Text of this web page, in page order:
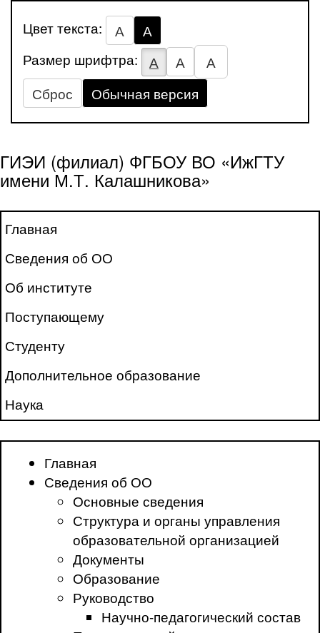
Цвет текста: А
А
Размер шрифтра:
А А
А
Сброс
Обычная версия
ГИЭИ (филиал) ФГБОУ ВО «ИжГТУ
имени М.Т. Калашникова»
Главная
Сведения об ОО
Об институте
Поступающему
Студенту
Дополнительное образование
Наука
Главная
Сведения об ОО
Основные сведения
Структура и органы управления
образовательной организацией
Документы
Образование
Руководство
Научно-педагогический состав